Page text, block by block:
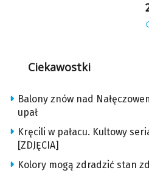
Ciekawostki
Balony znów nad
upał
Kręcili w pałacu. Kultowy
[ZDJĘCIA]
Kolory mogą zdradzić stan